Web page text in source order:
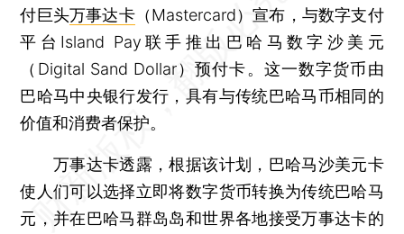
付巨头万事达卡（Mastercard）宣布，与数字支付
平台Island Pay联手推出巴哈马数字沙美元
（Digital Sand Dollar）预付卡。这一数字货币由
巴哈马中央银行发行，具有与传统巴哈马币相同的
价值和消费者保护。
万事达卡透露，根据该计划，巴哈马沙美元卡
使人们可以选择立即将数字货币转换为传统巴哈马
元，并在巴哈马群岛岛和世界各地接受万事达卡的